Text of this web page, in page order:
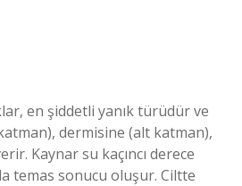
en şiddetli yanık türüdür ve
dermisine (alt katman),
Kaynar su kaçıncı derece
temas sonucu oluşur. Ciltte